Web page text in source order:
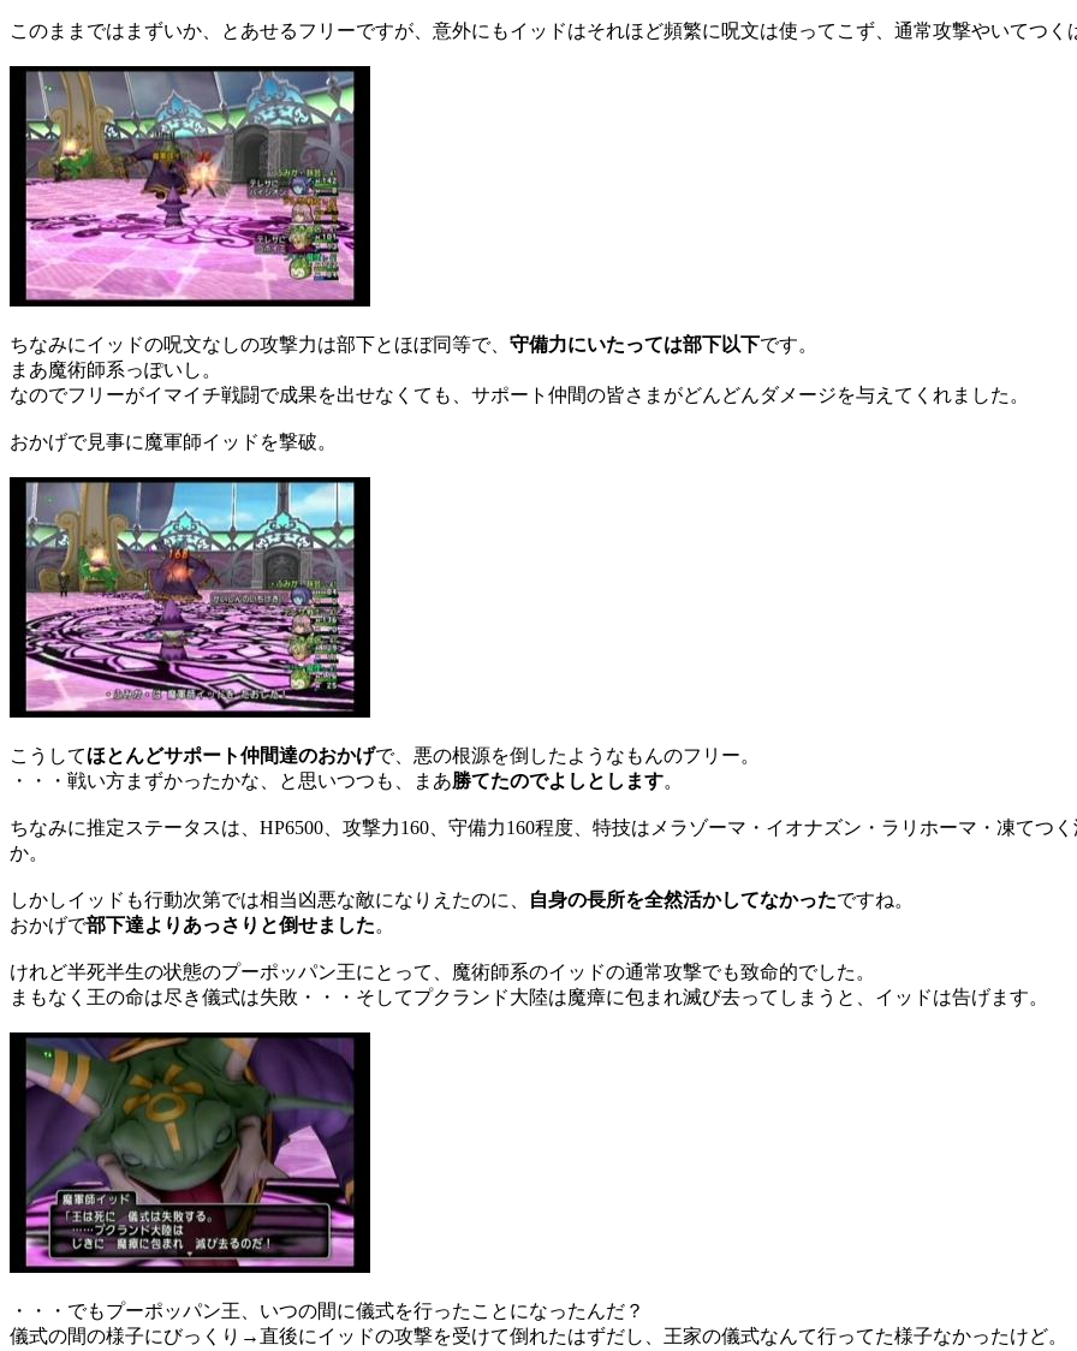
このままではまずいか、とあせるフリーですが、意外にもイッドはそれほど頻繁に呪文は使ってこず、通常攻撃やいてつく
ちなみにイッドの呪文なしの攻撃力は部下とほぼ同等で、 守備力にいたっては部下以下です。
まあ魔術師系っぽいし。
なのでフリーがイマイチ戦闘で成果を出せなくても、サポート仲間の皆さまがどんどんダメージを与えてくれました。
おかげで見事に魔軍師イッドを撃破。
こうしてほとんどサポート仲間達のおかげで、悪の根源を倒したようなもんのフリー。
・・・戦い方まずかったかな、と思いつつも、まあ勝てたのでよしとします。
ちなみに推定ステータスは、HP6500、攻撃力160、守備力160程度、特技はメラゾーマ・イオナズン・ラリホーマ・凍てつ
か。
しかしイッドも行動次第では相当凶悪な敵になりえたのに、 自身の長所を全然活かしてなかったですね。
おかげで部下達よりあっさりと倒せました。
けれど半死半生の状態のプーポッパン王にとって、魔術師系のイッドの通常攻撃でも致命的でした。
まもなく王の命は尽き儀式は失敗・・・そしてプクランド大陸は魔瘴に包まれ滅び去ってしまうと、イッドは告げます。
・・・でもプーポッパン王、いつの間に儀式を行ったことになったんだ？
儀式の間の様子にびっくり→直後にイッドの攻撃を受けて倒れたはずだし、王家の儀式なんて行ってた様子なかったけど。